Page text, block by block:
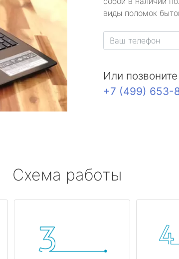
виды поломок
Или
+7 (499) 653-
Схема работы